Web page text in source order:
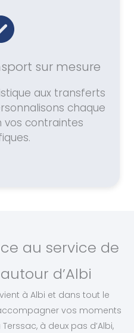
sur mesure
aux transferts
chaque
vos contraintes
au service de
d’Albi
à Albi et dans tout le
vos moments
à deux pas d’Albi,